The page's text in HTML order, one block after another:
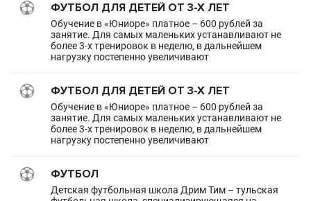
ФУТБОЛ ДЛЯ ДЕТЕЙ ОТ 3-Х ЛЕТ
Обучение в «Юниоре» платное – 600 рублей за
занятие. Для самых маленьких устанавливают не
более 3-х тренировок в неделю, в дальнейшем
нагрузку постепенно увеличивают
ФУТБОЛ ДЛЯ ДЕТЕЙ ОТ 3-Х ЛЕТ
Обучение в «Юниоре» платное – 600 рублей за
занятие. Для самых маленьких устанавливают не
более 3-х тренировок в неделю, в дальнейшем
нагрузку постепенно увеличивают
ФУТБОЛ
Детская футбольная школа Дрим Тим – тульская